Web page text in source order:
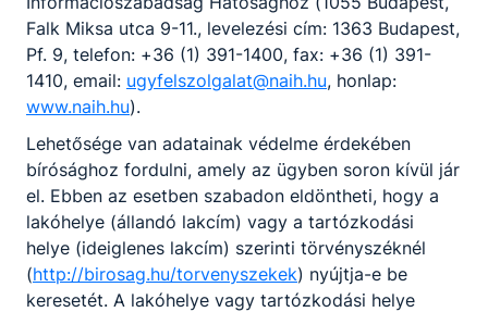
1-jétől
2
a juttatás
alapjának
133.000 Ft
3
a juttatás
alapjának
184%-a
184.000 Ft
4
a juttatás
alapjának
243%-a
243.000 Ft
Falk Miksa utca 9-11., levelezési cím: 1363 Budapest,
Pf. 9, telefon: +36 (1) 391-1400, fax: +36 (1) 391-
1410, email: ugyfelszolgalat@naih.hu, honlap:
www.naih.hu).
Lehetősége van adatainak védelme érdekében
bírósághoz fordulni, amely az ügyben soron kívül jár
el. Ebben az esetben szabadon eldöntheti, hogy a
lakóhelye (állandó lakcím) vagy a tartózkodási
helye (ideiglenes lakcím) szerinti törvényszéknél
(http://birosag.hu/torvenyszekek) nyújtja-e be
keresetét. A lakóhelye vagy tartózkodási helye